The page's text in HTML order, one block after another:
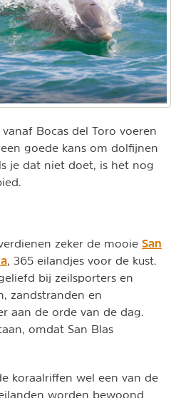
Bocas del Toro voeren
goede kans om dolfijnen
je dat niet doet, is het nog
zeker de mooie San
, 365 eilandjes voor de kust.
bij zeilsporters en
zandstranden en
aan de orde van de dag.
omdat San Blas
koraalriffen wel een van de
worden bewoond